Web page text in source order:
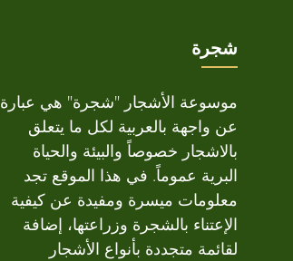
شجرة
موسوعة الأشجار "شجرة" هي عبارة
عن واجهة بالعربية لكل ما يتعلق
بالاشجار خصوصاً والبيئة والحياة
البرية عموماً. في هذا الموقع تجد
معلومات ميسرة ومفيدة عن كيفية
الإعتناء بالشجرة وزراعتها، إضافة
لقائمة متجددة بأنواع الأشجار